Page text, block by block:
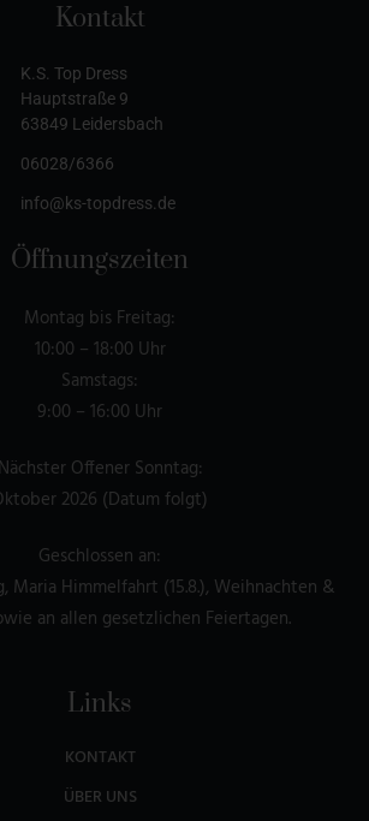
Kontakt
K.S. Top Dress
Hauptstraße 9
63849 Leidersbach
06028/6366
info@ks-topdress.de
Öffnungszeiten
Montag bis Freitag:
10:00 – 18:00 Uhr
Samstags:
9:00 – 16:00 Uhr
Nächster Offener Sonntag:
2026 (Datum folgt)
Geschlossen an:
Maria Himmelfahrt (15.8.), Weihnachten &
an allen gesetzlichen Feiertagen.
Links
KONTAKT
ÜBER UNS